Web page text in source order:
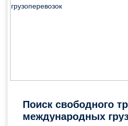
Поиск свободного
международных
обработку